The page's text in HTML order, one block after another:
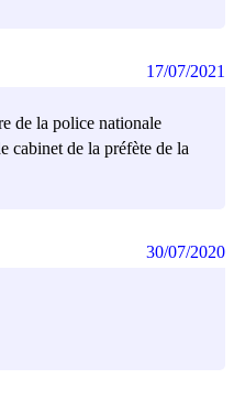
de la police nationale
cabinet de la préfète de la
17/07/2021
30/07/2020